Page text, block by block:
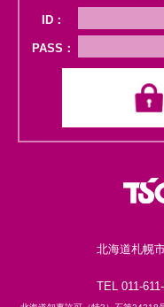
ID：
PASS：
北海道札幌
TEL 011-